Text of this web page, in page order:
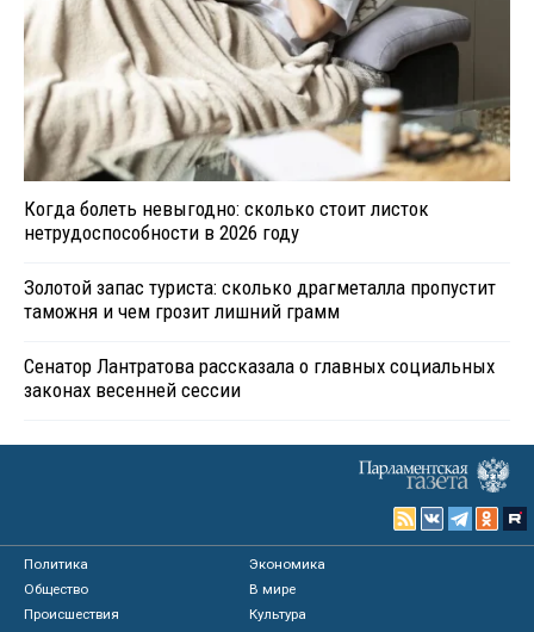
Когда болеть невыгодно: сколько стоит листок
нетрудоспособности в 2026 году
Золотой запас туриста: сколько драгметалла пропустит
таможня и чем грозит лишний грамм
Сенатор Лантратова рассказала о главных социальных
законах весенней сессии
Политика
Экономика
Общество
В мире
Происшествия
Культура